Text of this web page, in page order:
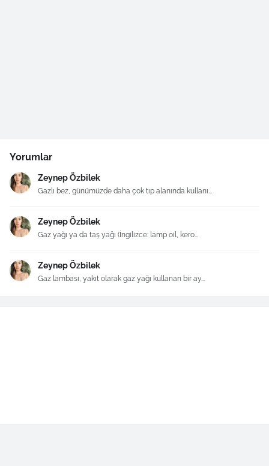
Yorumlar
Zeynep Özbilek
Gazlı bez, günümüzde daha çok tıp alanında kullanı...
Zeynep Özbilek
Gaz yağı ya da taş yağı (İngilizce: lamp oil, kero...
Zeynep Özbilek
Gaz lambası, yakıt olarak gaz yağı kullanan bir ay...